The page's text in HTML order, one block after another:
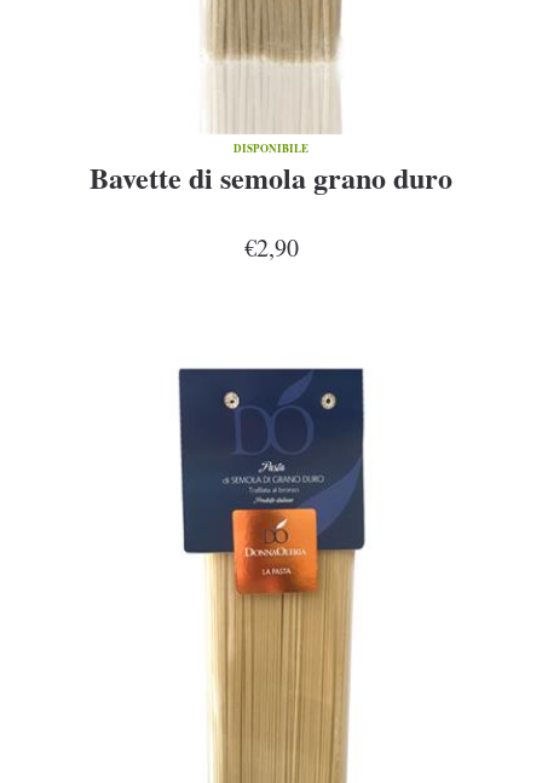
DISPONIBILE
Bavette di semola grano duro
€2,90